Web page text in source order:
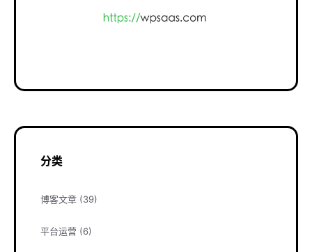
分类
博客文章 (39)
平台运营 (6)